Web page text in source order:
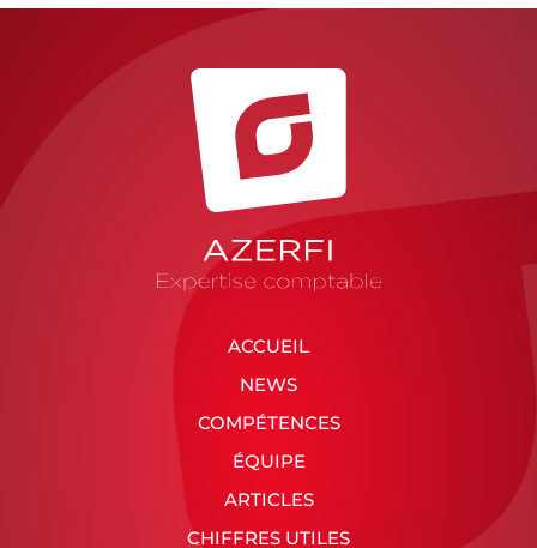
ACCUEIL
NEWS
COMPÉTENCES
ÉQUIPE
ARTICLES
CHIFFRES UTILES